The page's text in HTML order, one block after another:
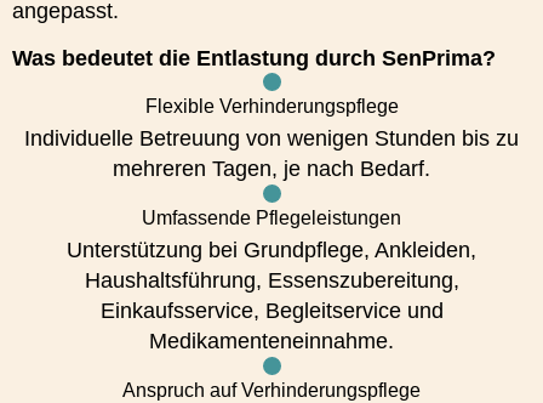
angepasst.
Was bedeutet die Entlastung durch SenPrima?
Flexible Verhinderungspflege
Individuelle Betreuung von wenigen Stunden bis zu
mehreren Tagen, je nach Bedarf.
Umfassende Pflegeleistungen
Unterstützung bei Grundpflege, Ankleiden,
Haushaltsführung, Essenszubereitung,
Einkaufsservice, Begleitservice und
Medikamenteneinnahme.
Anspruch auf Verhinderungspflege